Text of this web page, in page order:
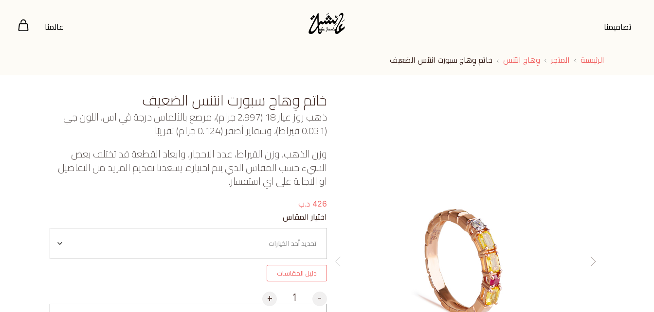
تصاميمنا عالمنا
الرئيسية المتجر وِهاج انتنس خاتم وِهاج سبورت انتنس الضعيف
خاتم وِهاج سبورت انتنس الضعيف
ذهب روز عيار 18 (2.997 جرام)، مرصع بالألماس درجة ڤي اس، اللون جي
(0.031 قيراط)، وسفاير أصفر (0.124 جرام) تقريبًا.
وزن الذهب، وزن القيراط، عدد الاحجار، وابعاد القطعة قد تختلف بعض
الشيء حسب المقاس الذي يتم اختياره. يسعدنا تقديم المزيد من التفاصيل
او الاجابة على اي استفسار.
426 د.ب
اختيار المقاس
دليل المقاسات
-
+